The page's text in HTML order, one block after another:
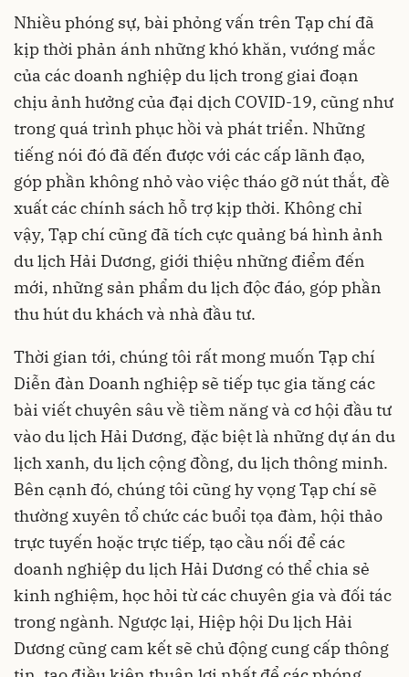
Nhiều phóng sự, bài phỏng vấn trên Tạp chí đã
kịp thời phản ánh những khó khăn, vướng mắc
của các doanh nghiệp du lịch trong giai đoạn
chịu ảnh hưởng của đại dịch COVID-19, cũng như
trong quá trình phục hồi và phát triển. Những
tiếng nói đó đã đến được với các cấp lãnh đạo,
góp phần không nhỏ vào việc tháo gỡ nút thắt, đề
xuất các chính sách hỗ trợ kịp thời. Không chỉ
vậy, Tạp chí cũng đã tích cực quảng bá hình ảnh
du lịch Hải Dương, giới thiệu những điểm đến
mới, những sản phẩm du lịch độc đáo, góp phần
thu hút du khách và nhà đầu tư.
Thời gian tới, chúng tôi rất mong muốn Tạp chí
Diễn đàn Doanh nghiệp sẽ tiếp tục gia tăng các
bài viết chuyên sâu về tiềm năng và cơ hội đầu tư
vào du lịch Hải Dương, đặc biệt là những dự án du
lịch xanh, du lịch cộng đồng, du lịch thông minh.
Bên cạnh đó, chúng tôi cũng hy vọng Tạp chí sẽ
thường xuyên tổ chức các buổi tọa đàm, hội thảo
trực tuyến hoặc trực tiếp, tạo cầu nối để các
doanh nghiệp du lịch Hải Dương có thể chia sẻ
kinh nghiệm, học hỏi từ các chuyên gia và đối tác
trong ngành. Ngược lại, Hiệp hội Du lịch Hải
Dương cũng cam kết sẽ chủ động cung cấp thông